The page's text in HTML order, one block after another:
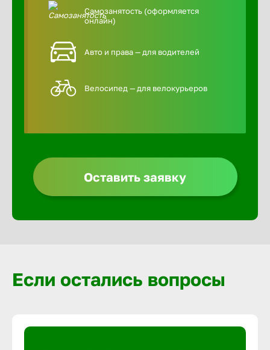
Самозанятость (оформляется
онлайн)
Авто и права — для водителей
Велосипед — для велокурьеров
Оставить заявку
Если остались вопросы